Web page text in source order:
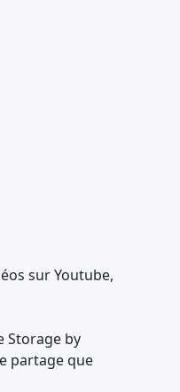
sur Youtube,
Storage by
partage que